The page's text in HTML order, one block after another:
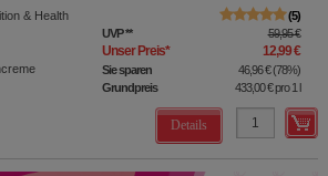
& Health
5
UVP** 59,95 €
Unser Preis* 12,99 €
Sie sparen 46,96 €(78%)
Grundpreis
433,00 €pro 1 l
Details